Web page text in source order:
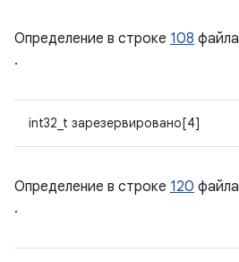
Определение в строке 108 файла
.
int32_t зарезервировано[4]
Определение в строке 120 файла
.